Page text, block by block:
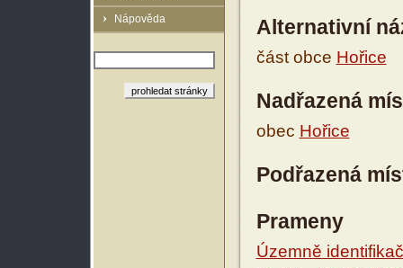
Nápověda Alternativní
část obce Hořice
Nadřazená
obec Hořice
Podřazená
Prameny
Územně